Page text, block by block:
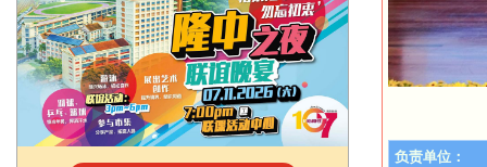
负责单位：